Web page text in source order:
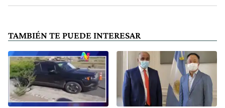
TAMBIÉN TE PUEDE INTERESAR